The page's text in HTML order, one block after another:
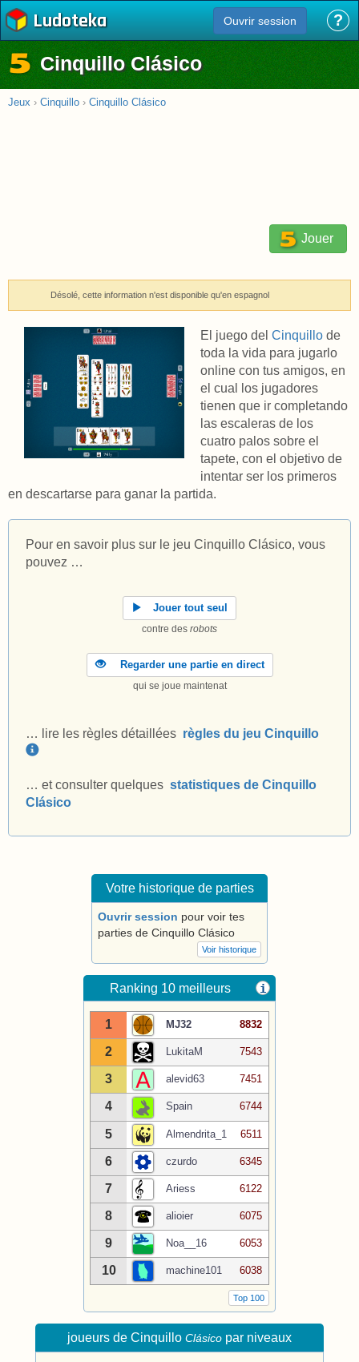
Ludoteka Ouvrir session ?
Cinquillo Clásico
Jeux › Cinquillo › Cinquillo Clásico
Jouer
Désolé, cette information n'est disponible qu'en espagnol
El juego del Cinquillo de
toda la vida para jugarlo
online con tus amigos, en
el cual los jugadores
tienen que ir completando
las escaleras de los
cuatro palos sobre el
tapete, con el objetivo de
intentar ser los primeros
en descartarse para ganar la partida.
Pour en savoir plus sur le jeu Cinquillo Clásico, vous
pouvez …
Jouer tout seul
contre des robots
Regarder une partie en direct
qui se joue maintenat
… lire les règles détaillées règles du jeu Cinquillo
… et consulter quelques statistiques de Cinquillo
Clásico
Votre historique de parties
Ouvrir session pour voir tes
parties de Cinquillo Clásico
Voir historique
Ranking 10 meilleurs i
1 MJ32 8832
2 LukitaM 7543
3 alevid63 7451
4 Spain 6744
5 Almendrita_1 6511
6 czurdo 6345
7 Ariess 6122
8 alioier 6075
9 Noa__16 6053
10 machine101 6038
Top 100
joueurs de Cinquillo Clásico par niveaux